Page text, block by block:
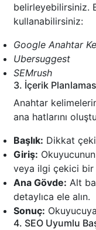
belirleyebilirsiniz.
kullanabilirsiniz:
Google Anahtar
Ubersuggest
SEMrush
3. İçerik
Anahtar
ana hatlarını
Başlık: Dikkat
Giriş:
veya ilgi çekici bir
Ana Gövde: Alt
detaylıca ele alın.
Sonuç:
4. SEO Uyumlu